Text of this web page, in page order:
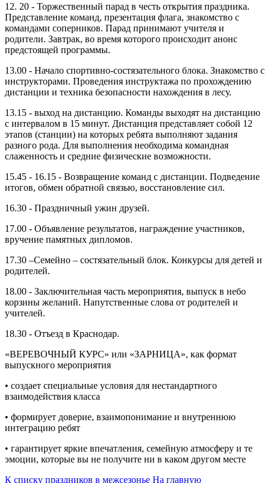
12. 20 - Торжественный парад в честь открытия праздника.
Представление команд, презентация флага, знакомство с
командами соперников. Парад принимают учителя и
родители. Завтрак, во время которого происходит анонс
предстоящей программы.
13.00 - Начало спортивно-состязательного блока. Знакомство с
инструкторами. Проведения инструктажа по прохождению
дистанции и техника безопасности нахождения в лесу.
13.15 - выход на дистанцию. Команды выходят на дистанцию
с интервалом в 15 минут. Дистанция представляет собой 12
этапов (станции) на которых ребята выполняют задания
разного рода. Для выполнения необходима командная
слаженность и средние физические возможности.
15.45 - 16.15 - Возвращение команд с дистанции. Подведение
итогов, обмен обратной связью, восстановление сил.
16.30 - Праздничный ужин друзей.
17.00 - Объявление результатов, награждение участников,
вручение памятных дипломов.
17.30 –Семейно – состязательный блок. Конкурсы для детей и
родителей.
18.00 - Заключительная часть мероприятия, выпуск в небо
корзины желаний. Напутственные слова от родителей и
учителей.
18.30 - Отъезд в Краснодар.
«ВЕРЕВОЧНЫЙ КУРС» или «ЗАРНИЦА», как формат
выпускного мероприятия
• создает специальные условия для нестандартного
взаимодействия класса
• формирует доверие, взаимопонимание и внутреннюю
интеграцию ребят
• гарантирует яркие впечатления, семейную атмосферу и те
эмоции, которые вы не получите ни в каком другом месте
К списку праздников в межсезонье На главную